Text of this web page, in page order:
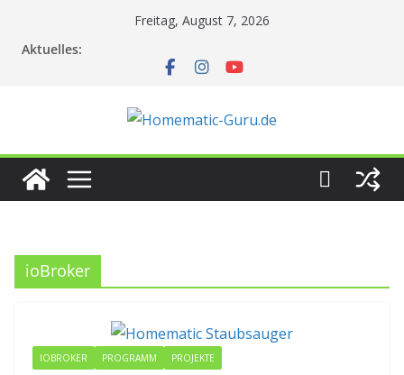
Freitag, August 7, 2026
Aktuelles:
ioBroker
IOBROKER PROGRAMM PROJEKTE